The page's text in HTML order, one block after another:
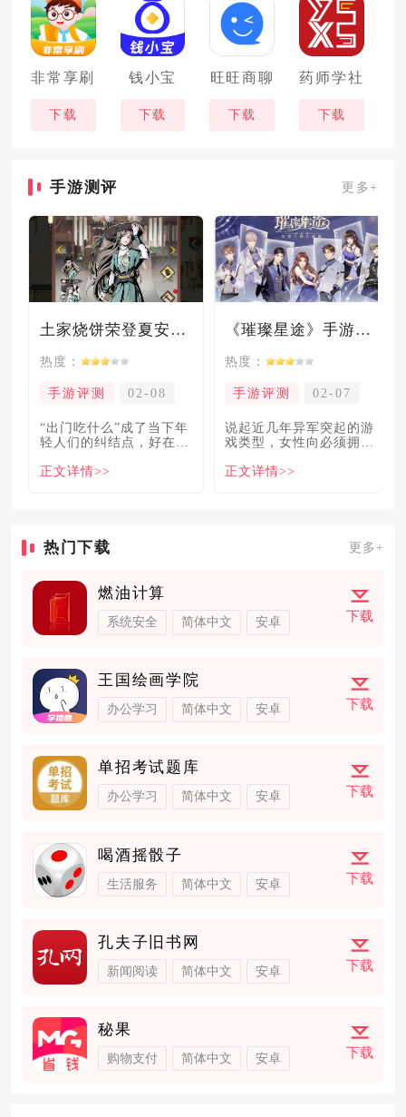
非常享刷
下载
钱小宝
下载
旺旺商聊
下载
药师学社
下载
手游测评 更多+
土家烧饼荣登夏安必吃榜？烧饼西施摇身成流量网红！
热度：
手游评测 02-08
“出门吃什么”成了当下年
轻人们的纠结点，好在美
解
正文详情>>
《璀璨星途》手游测评：专注事业与搞钱，这波“真香”了！
热度：
手游评测 02-07
说起近几年异军突起的游
戏类型，女性向必须拥有
名大
正文详情>>
热门下载 更多+
燃油计算
系统安全 简体中文 安卓 下载
王国绘画学院
办公学习 简体中文 安卓 下载
单招考试题库
办公学习 简体中文 安卓 下载
喝酒摇骰子
生活服务 简体中文 安卓 下载
孔夫子旧书网
新闻阅读 简体中文 安卓 下载
秘果
购物支付 简体中文 安卓 下载